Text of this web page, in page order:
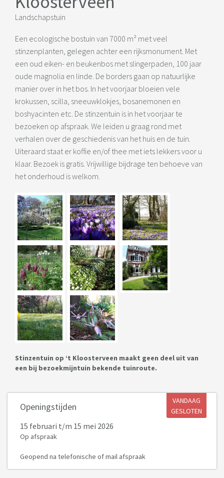
Landschapstuin
Een ecologische bostuin van 7000 m² met veel
stinzenplanten, gelegen achter een rijksmonument. Met
een oud eiken- en beukenbos met slingerpaden, 100 jaar
oude magnolia en linde. De borders gaan op natuurlijke
manier over in het bos. In het voorjaar bloeien vele
krokussen, scilla, sneeuwklokjes, bosanemonen en
boshyacinten etc. De stinzentuin is in het voorjaar te
bezoeken op afspraak. We leiden u graag rond met
verhalen over de geschiedenis van het huis en de tuin.
Uiteraard staat er koffie en/of thee met iets lekkers voor u
klaar. Bezoek is gratis. Vrijwillige bijdrage ten behoeve van
het onderhoud is welkom.
Stinzentuin op ‘t Kloosterveen maakt geen deel uit van
een bij bezoekmijntuin bekende tuinroute.
Openingstijden
VANDAAG
GESLOTEN
15 februari t/m 15 mei 2026
Op afspraak
Geopend na telefonische of mail afspraak